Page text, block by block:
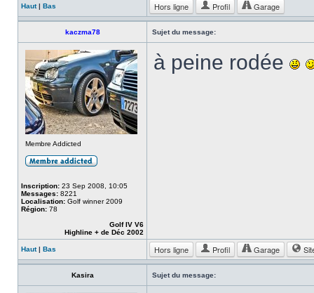
Haut| Bas Hors ligne Profil Garage
kaczma78 Sujet du message:
Membre Addicted
Inscription: 23 Sep 2008, 10:05
Messages: 8221
Localisation: Golf winner 2009
Région: 78
Golf IV V6
Highline + de Déc 2002
à peine rodée
Haut| Bas Hors ligne Profil Garage
Kasira Sujet du message: